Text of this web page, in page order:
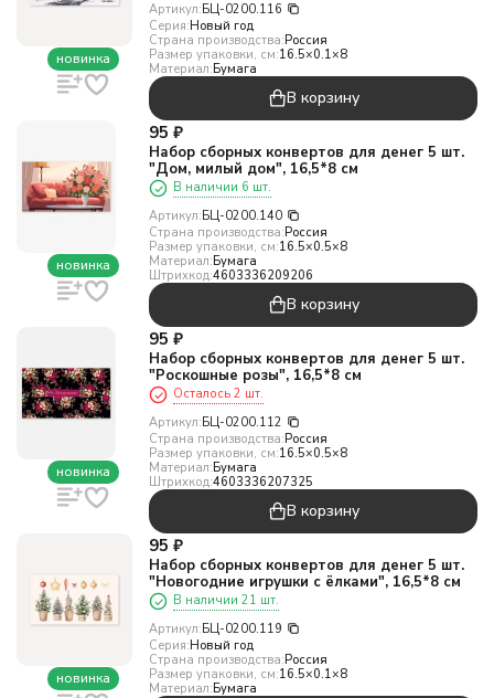
новинка
Артикул:БЦ-0200.116
Серия:Новый год
Страна производства:Россия
Размер упаковки, см:16.5×0.1×8
Материал:Бумага
В корзину
новинка
95 ₽
Набор сборных конвертов для денег 5 шт.
"Дом, милый дом", 16,5*8 см
В наличии 6 шт.
Артикул:БЦ-0200.140
Страна производства:Россия
Размер упаковки, см:16.5×0.5×8
Материал:Бумага
Штрихкод:4603336209206
В корзину
новинка
95 ₽
Набор сборных конвертов для денег 5 шт.
"Роскошные розы", 16,5*8 см
Осталось 2 шт.
Артикул:БЦ-0200.112
Страна производства:Россия
Размер упаковки, см:16.5×0.5×8
Материал:Бумага
Штрихкод:4603336207325
В корзину
новинка
95 ₽
Набор сборных конвертов для денег 5 шт.
"Новогодние игрушки с ёлками", 16,5*8 см
В наличии 21 шт.
Артикул:БЦ-0200.119
Серия:Новый год
Страна производства:Россия
Размер упаковки, см:16.5×0.1×8
Материал:Бумага